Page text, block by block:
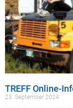
TREFF Online-
23. September 2024